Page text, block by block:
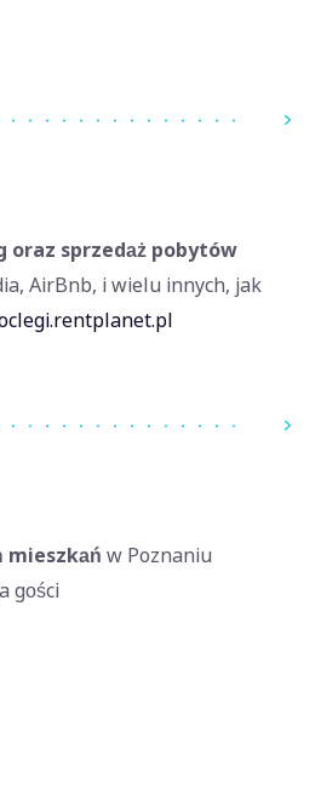
oraz sprzedaż pobytów
AirBnb, i wielu innych, jak
mieszkań w Poznaniu
gości